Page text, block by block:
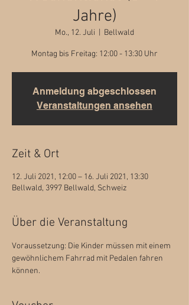
Jahre)
Mo., 12. Juli Bellwald
Montag bis Freitag: 12:00 - 13:30 Uhr
Anmeldung abgeschlossen
Veranstaltungen ansehen
Zeit & Ort
12. Juli 2021, 12:00 – 16. Juli 2021, 13:30
Bellwald, 3997 Bellwald, Schweiz
Über die Veranstaltung
Voraussetzung: Die Kinder müssen mit einem
gewöhnlichem Fahrrad mit Pedalen fahren
können.